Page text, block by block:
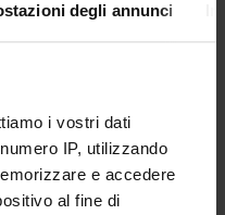
degli annunci
i vostri dati
IP, utilizzando
e accedere
al fine di